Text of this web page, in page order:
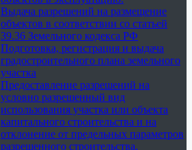
Выдача разрешений на размещение
объектов в соответствии со статьей
39.36 Земельного кодекса РФ
Подготовка, регистрация и выдача
градостроительного плана земельного
участка
Предоставление разрешений на
условно разрешенный вид
использования участка или объекта
капитального строительства и на
отклонение от предельных параметров
разрешенного строительства,